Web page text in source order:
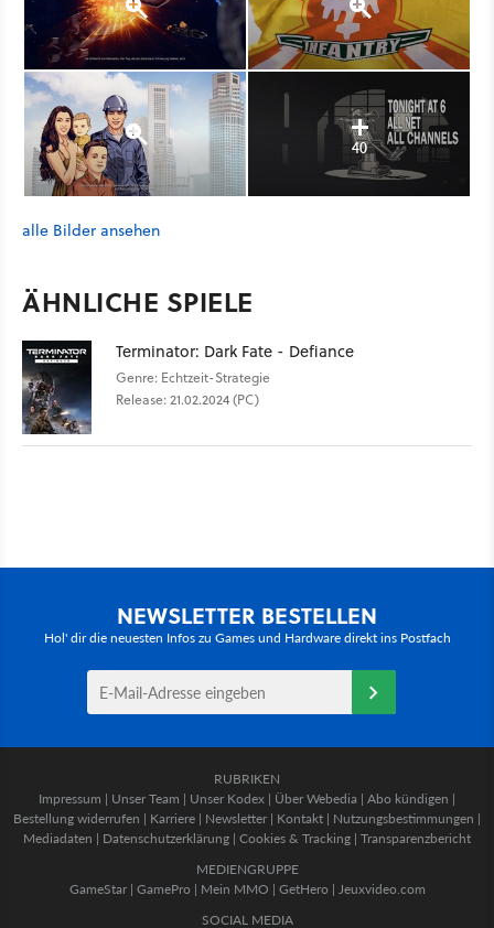
40
alle Bilder ansehen
ÄHNLICHE SPIELE
Terminator: Dark Fate - Defiance
Genre: Echtzeit-Strategie
Release: 21.02.2024 (PC)
NEWSLETTER BESTELLEN
Hol' dir die neuesten Infos zu Games und Hardware direkt ins Postfach
RUBRIKEN
Impressum | Unser Team | Unser Kodex | Über Webedia | Abo kündigen |
Bestellung widerrufen | Karriere | Newsletter | Kontakt | Nutzungsbestimmungen |
Mediadaten | Datenschutzerklärung | Cookies & Tracking | Transparenzbericht
MEDIENGRUPPE
GameStar| GamePro | Mein MMO | GetHero | Jeuxvideo.com
SOCIAL MEDIA